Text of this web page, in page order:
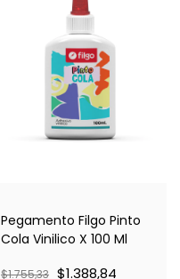
Pegamento Filgo Pinto
Cola Vinilico X 100 Ml
$1.755,33 $1.388,84